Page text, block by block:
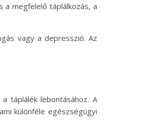
a megfelelő táplálkozás, a
vagy a depresszió. Az
táplálék lebontásához. A
különféle egészségügyi